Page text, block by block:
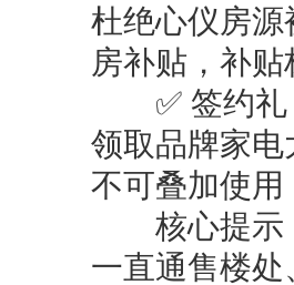
杜绝心仪房
房补贴，补
✅ 签约礼
领取品牌家
不可叠加使
核心提示
一直通售楼处